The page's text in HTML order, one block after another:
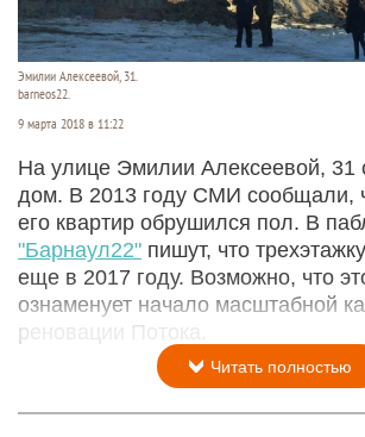
Эмилии Алексеевой, 31.
barneos22.
9 марта 2018 в 11:22
На улице Эмилии Алексеевой, 31
дом. В 2013 году СМИ сообщали,
его квартир обрушился пол. В
"Барнаул22" пишут, что
еще в 2017 году. Возможно, что
ознаменует начало масштабной
реновации Потока.
Читать полностью